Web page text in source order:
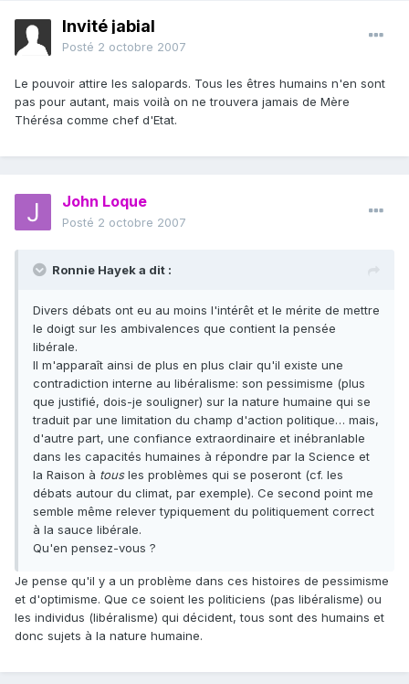
Invité jabial
Posté 2 octobre 2007
Le pouvoir attire les salopards. Tous les êtres humains n'en sont
pas pour autant, mais voilà on ne trouvera jamais de Mère
Thérésa comme chef d'Etat.
John Loque
Posté 2 octobre 2007
Ronnie Hayek a dit :
Divers débats ont eu au moins l'intérêt et le mérite de mettre
le doigt sur les ambivalences que contient la pensée
libérale.
Il m'apparaît ainsi de plus en plus clair qu'il existe une
contradiction interne au libéralisme: son pessimisme (plus
que justifié, dois-je souligner) sur la nature humaine qui se
traduit par une limitation du champ d'action politique… mais,
d'autre part, une confiance extraordinaire et inébranlable
dans les capacités humaines à répondre par la Science et
la Raison à tousles problèmes qui se poseront (cf. les
débats autour du climat, par exemple). Ce second point me
semble même relever typiquement du politiquement correct
à la sauce libérale.
Qu'en pensez-vous ?
Je pense qu'il y a un problème dans ces histoires de pessimisme
et d'optimisme. Que ce soient les politiciens (pas libéralisme) ou
les individus (libéralisme) qui décident, tous sont des humains et
donc sujets à la nature humaine.